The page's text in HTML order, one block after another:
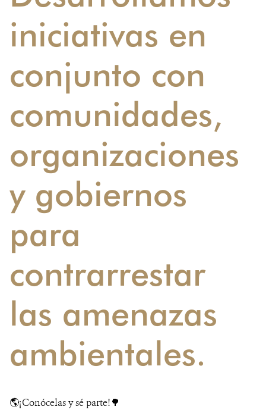
iniciativas en
conjunto con
comunidades,
organizaciones
y gobiernos
para
contrarrestar
las amenazas
ambientales.
🌎¡Conócelas y sé parte!🌳